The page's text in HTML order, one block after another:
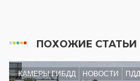
ПОХОЖИЕ СТАТЬИ
КАМЕРЫ ГИБДД НОВОСТИ